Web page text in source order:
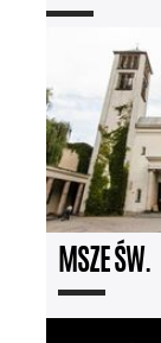
MSZE ŚW.